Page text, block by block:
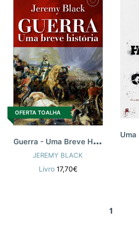
OFERTA TOALHA
G
uerra - Uma Breve História
JEREMY BLACK
Livro 17,70€
1